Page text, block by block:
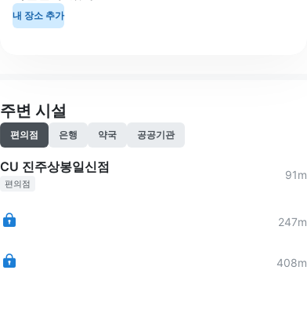
내 장소 추가
주변 시설
편의점 은행 약국 공공기관
CU 진주상봉일신점
편의점
91m
247m
408m